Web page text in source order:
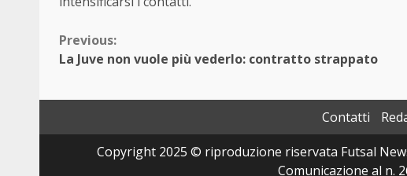
Continue
Previous:
La Juve non vuole più vederlo: contratto strappato
Contatti
Copyright 2025 © riproduzione riservata Futsal
Comunicazione al n.